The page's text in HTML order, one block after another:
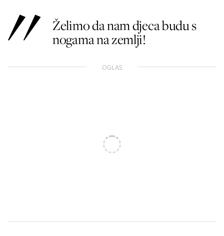
Želimo da nam djeca budu s
nogama na zemlji!
OGLAS